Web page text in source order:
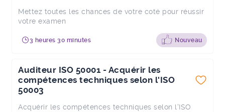
Mettez toutes les chances de votre coté pour réussir
votre examen
3 heures 30 minutes Nouveau
Auditeur ISO 50001 - Acquérir les
compétences techniques selon l'ISO
50003
Acquérir les compétences techniques selon l'ISO